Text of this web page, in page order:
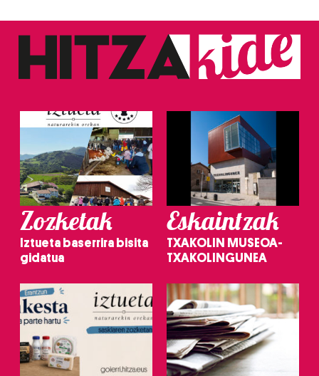
Zozketak
Iztueta baserrira bisita
gidatua
Eskaintzak
TXAKOLIN MUSEOA-
TXAKOLINGUNEA